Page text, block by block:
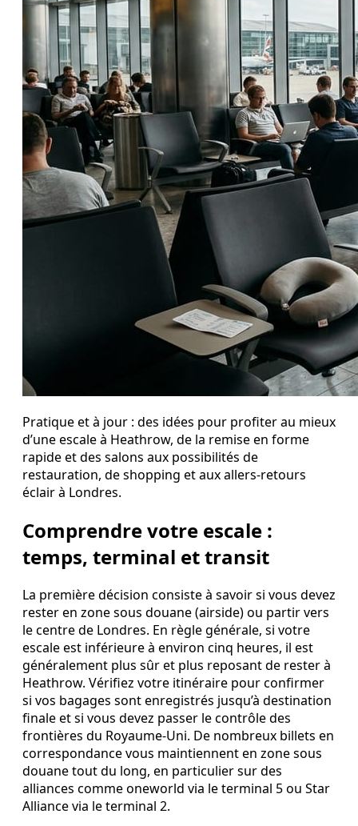
Pratique et à jour : des idées pour profiter au mieux
d’une escale à Heathrow, de la remise en forme
rapide et des salons aux possibilités de
restauration, de shopping et aux allers‑retours
éclair à Londres.
Comprendre votre escale :
temps, terminal et transit
La première décision consiste à savoir si vous devez
rester en zone sous douane (airside) ou partir vers
le centre de Londres. En règle générale, si votre
escale est inférieure à environ cinq heures, il est
généralement plus sûr et plus reposant de rester à
Heathrow. Vérifiez votre itinéraire pour confirmer
si vos bagages sont enregistrés jusqu’à destination
finale et si vous devez passer le contrôle des
frontières du Royaume‑Uni. De nombreux billets en
correspondance vous maintiennent en zone sous
douane tout du long, en particulier sur des
alliances comme oneworld via le terminal 5 ou Star
Alliance via le terminal 2.